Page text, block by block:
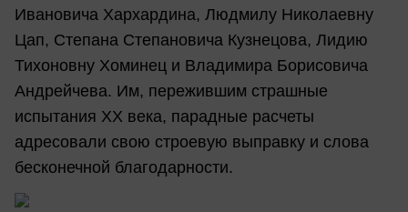
Ивановича Хархардина, Людмилу Николаевну
Цап, Степана Степановича Кузнецова, Лидию
Тихоновну Хоминец и Владимира Борисовича
Андрейчева. Им, пережившим страшные
испытания XX века, парадные расчеты
адресовали свою строевую выправку и слова
бесконечной благодарности.